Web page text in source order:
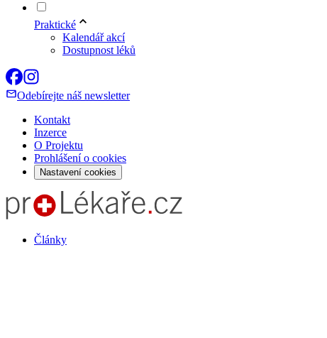
Praktické
Kalendář akcí
Dostupnost léků
Odebírejte náš newsletter
Kontakt
Inzerce
O Projektu
Prohlášení o cookies
Nastavení cookies
Články